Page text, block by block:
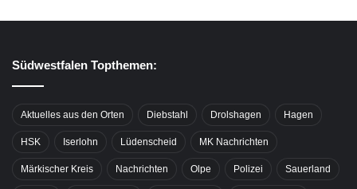
Südwestfalen Topthemen:
Aktuelles aus den Orten Diebstahl Drolshagen Hagen
HSK Iserlohn Lüdenscheid MK Nachrichten
Märkischer Kreis Nachrichten Olpe Polizei Sauerland